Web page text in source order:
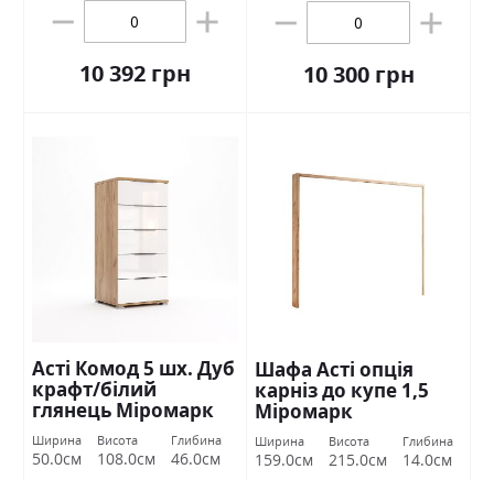
10 392 грн 10 300 грн
Асті Комод 5 шх. Дуб
крафт/білий
глянець Міромарк
Ширина
50.0см
Висота
108.0см
Глибина
46.0см
Шафа Асті опція
карніз до купе 1,5
Міромарк
Ширина
159.0см
Висота
215.0см
Глибина
14.0см